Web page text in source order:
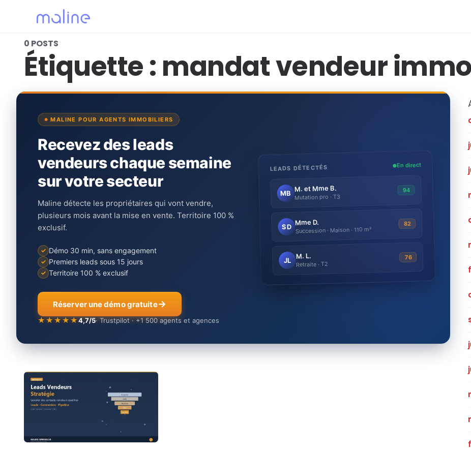
0 POSTS
Étiquette : mandat vendeur
MALINE POUR AGENTS IMMOBILIERS
Recevez des leads
vendeurs chaque semaine
sur votre secteur
Maline détecte les propriétaires qui vont vendre,
plusieurs mois avant la mise en vente. Territoire 100 %
exclusif.
Démo 30 min, sans engagement
Premiers leads sous 15 jours
Territoire 100 % exclusif
Réserver une démo gratuite
★★★★★4,7/5· Trustpilot · +1 500 agents et agences
LEADS DÉTECTÉS En direct
MB
M. et Mme B.
Mutation pro · T3
94
SD
Mme D.
Succession · Maison · 110 m²
82
JL
M. L.
Retraite · T2
76